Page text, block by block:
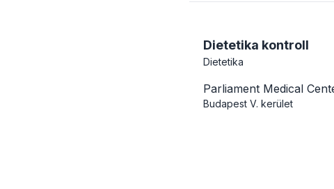
Dietetika kontroll
Dietetika
Parliament Medical
Budapest V. kerület